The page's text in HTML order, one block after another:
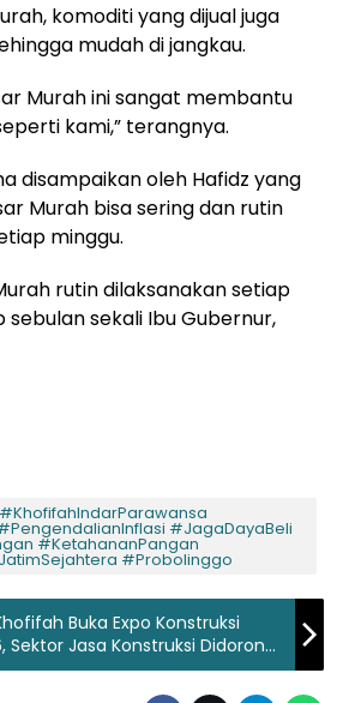
komoditi yang dijual juga
mudah di jangkau.
Murah ini sangat membantu
kami,” terangnya.
disampaikan oleh Hafidz yang
Murah bisa sering dan rutin
minggu.
rutin dilaksanakan setiap
sekali Ibu Gubernur,
#JagaDayaBeli
#KetahananPangan
#Probolinggo
Buka Expo Konstruksi
Sektor Jasa Konstruksi Didorong
Ekonomi